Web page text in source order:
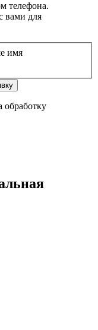
телефона.
вами для
имя
обработку